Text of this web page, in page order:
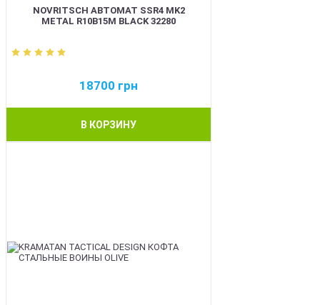
NOVRITSCH АВТОМАТ SSR4 MK2
METAL R10B15M BLACK 32280
18700 грн
В КОРЗИНУ